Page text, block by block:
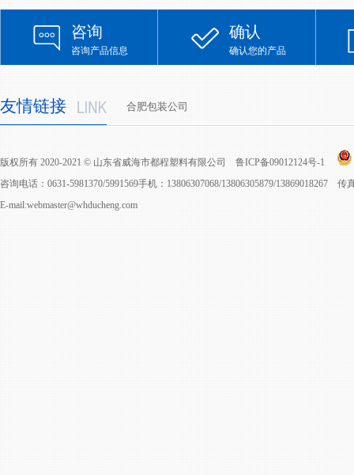
咨询
咨询产品信息
确认
确认您的产品
友情链接 合肥包装公司
版权所有 2020-2021 © 山东省威海市都程塑料有限公司 鲁ICP备09012124号-1
咨询电话：0631-5981370/5991569手机：13806307068/13806305879/13869018267
E-mail:webmaster@whducheng.com